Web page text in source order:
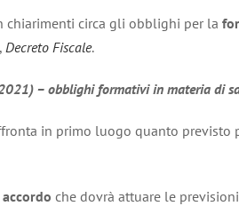
chiarimenti circa gli obblighi per la
, Decreto Fiscale.
– obblighi formativi in materia di
in primo luogo quanto previsto
che dovrà attuare le